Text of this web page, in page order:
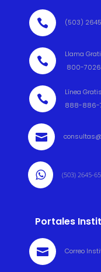
 (503)

Llama
800-7026

Línea
888-886-

 (503) 2645-
Portales
 Correo